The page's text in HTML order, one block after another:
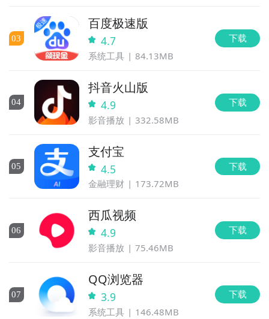
03
百度极速版
4.7
系统工具 84.13MB
下载
04
抖音火山版
4.9
影音播放 332.58MB
下载
05
支付宝
4.5
金融理财 173.72MB
下载
06
西瓜视频
4.9
影音播放 75.46MB
下载
07
QQ浏览器
3.9
系统工具 146.48MB
下载